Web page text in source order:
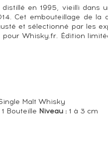
distillé en 1995, vieilli dans
Cet embouteillage de la
et sélectionné par les
pour Whisky.fr. Édition
Malt Whisky
Bouteille Niveau :1 à 3 cm